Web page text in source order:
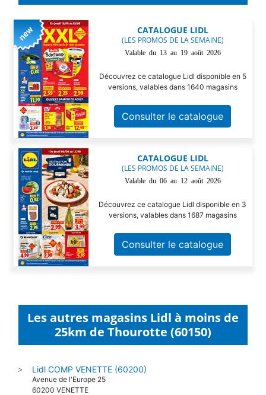
CATALOGUE LIDL
(LES PROMOS DE LA SEMAINE)
Valable du 13 au 19 août 2026
Découvrez ce catalogue Lidl disponible en 5
versions, valables dans 1640 magasins
Consulter le catalogue
CATALOGUE LIDL
(LES PROMOS DE LA SEMAINE)
Valable du 06 au 12 août 2026
Découvrez ce catalogue Lidl disponible en 3
versions, valables dans 1687 magasins
Consulter le catalogue
Les autres magasins Lidl à moins de
25km de Thourotte (60150)
> Lidl COMP VENETTE (60200)
Avenue de l'Europe 25
60200 VENETTE